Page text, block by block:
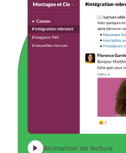
Animation de lecture